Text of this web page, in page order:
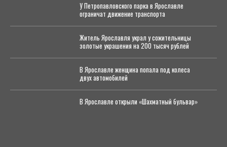
У Петропавловского парка в Ярославле
ограничат движение транспорта
Житель Ярославля украл у сожительницы
золотые украшения на 200 тысяч рублей
В Ярославле женщина попала под колеса
двух автомобилей
В Ярославле открыли «Шахматный бульвар»